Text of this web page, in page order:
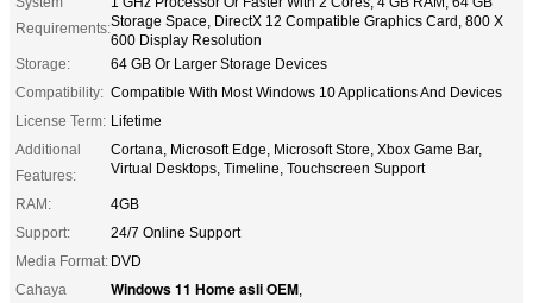
Requirements:Storage Space, DirectX 12 Compatible Graphics Card, 800 X
600 Display Resolution
Storage:
64 GB Or Larger Storage Devices
Compatibility: Compatible With Most Windows 10 Applications And Devices
License Term: Lifetime
Additional
Features:
Cortana, Microsoft Edge, Microsoft Store, Xbox Game Bar,
Virtual Desktops, Timeline, Touchscreen Support
RAM:
4GB
Support:
24/7 Online Support
Media Format: DVD
Cahaya
Windows 11 Home asli OEM,